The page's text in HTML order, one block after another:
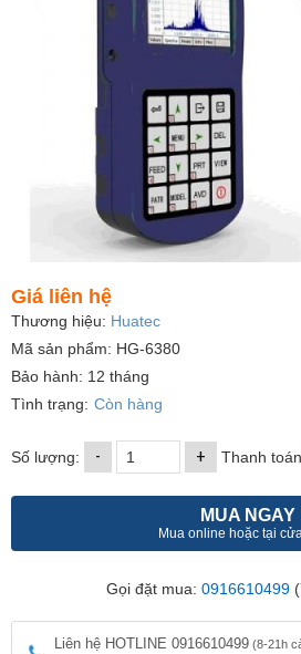
Giá liên hệ
Thương hiệu: Huatec
Mã sản phẩm: HG-6380
Bảo hành: 12 tháng
Tình trạng: Còn hàng
Số lượng: - + Thanh
MUA NGAY
Mua online hoặc tại
Gọi đặt mua: 0916610499
Liên hệ HOTLINE 0916610499 (8-21h